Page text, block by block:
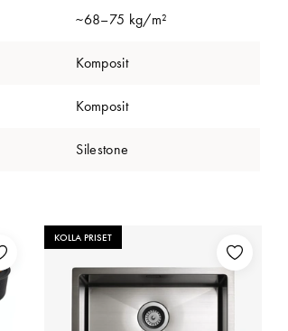
~68–75 kg/m²
Komposit
Komposit
Silestone
KOLLA PRISET